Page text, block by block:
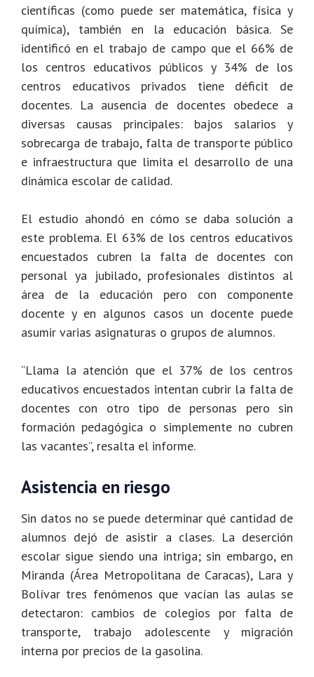
científicas (como puede ser matemática, física y
química), también en la educación básica. Se
identificó en el trabajo de campo que el 66% de
los centros educativos públicos y 34% de los
centros educativos privados tiene déficit de
docentes. La ausencia de docentes obedece a
diversas causas principales: bajos salarios y
sobrecarga de trabajo, falta de transporte público
e infraestructura que limita el desarrollo de una
dinámica escolar de calidad.
El estudio ahondó en cómo se daba solución a
este problema. El 63% de los centros educativos
encuestados cubren la falta de docentes con
personal ya jubilado, profesionales distintos al
área de la educación pero con componente
docente y en algunos casos un docente puede
asumir varias asignaturas o grupos de alumnos.
“Llama la atención que el 37% de los centros
educativos encuestados intentan cubrir la falta de
docentes con otro tipo de personas pero sin
formación pedagógica o simplemente no cubren
las vacantes”, resalta el informe.
Asistencia en riesgo
Sin datos no se puede determinar qué cantidad de
alumnos dejó de asistir a clases. La deserción
escolar sigue siendo una intriga; sin embargo, en
Miranda (Área Metropolitana de Caracas), Lara y
Bolívar tres fenómenos que vacían las aulas se
detectaron: cambios de colegios por falta de
transporte, trabajo adolescente y migración
interna por precios de la gasolina.